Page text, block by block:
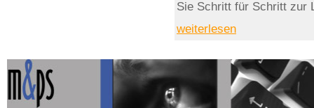
Sie Schritt für Schritt zur
weiterlesen